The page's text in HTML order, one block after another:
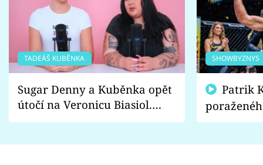
TADEÁŠ KUBĚNKA
Sugar Denny a Kuběnka opět
útočí na Veronicu Biasiol.
Proč je podle nich falešná a
SHOWBYZNYS
fanoušci